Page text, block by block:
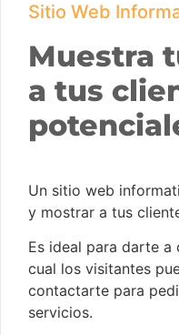
Sitio Web
Muestra
a tus
Un sitio web
y mostrar a tus
Es ideal para darte
cual los visitantes
contactarte para
servicios.